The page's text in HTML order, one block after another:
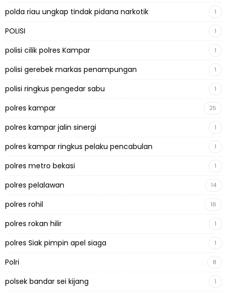
polda riau ungkap tindak pidana narkotik 1
POLISI 1
polisi cilik polres Kampar 1
polisi gerebek markas penampungan 1
polisi ringkus pengedar sabu 1
polres kampar 25
polres kampar jalin sinergi 1
polres kampar ringkus pelaku pencabulan 1
polres metro bekasi 1
polres pelalawan 14
polres rohil 16
polres rokan hilir 1
polres Siak pimpin apel siaga 1
Polri 8
polsek bandar sei kijang 1